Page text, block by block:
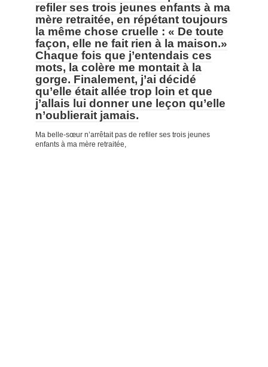
refiler ses trois jeunes enfants à ma
mère retraitée, en répétant toujours
la même chose cruelle : « De toute
façon, elle ne fait rien à la maison.»
Chaque fois que j’entendais ces
mots, la colère me montait à la
gorge. Finalement, j’ai décidé
qu’elle était allée trop loin et que
j’allais lui donner une leçon qu’elle
n’oublierait jamais.
Ma belle-sœur n’arrêtait pas de refiler ses trois jeunes
enfants à ma mère retraitée,